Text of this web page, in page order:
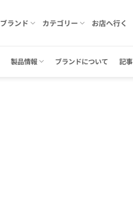
ブランド カテゴリー お店へ行く
製品情報 ブランドについて 記事